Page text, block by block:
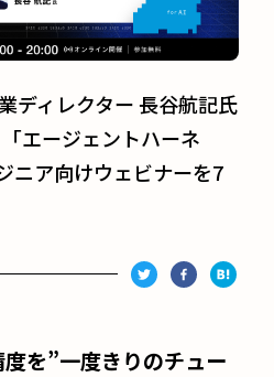
ディレクター 長谷航記氏
エージェントハーネ
ニア向けウェビナーを7
を”一度きりのチュー